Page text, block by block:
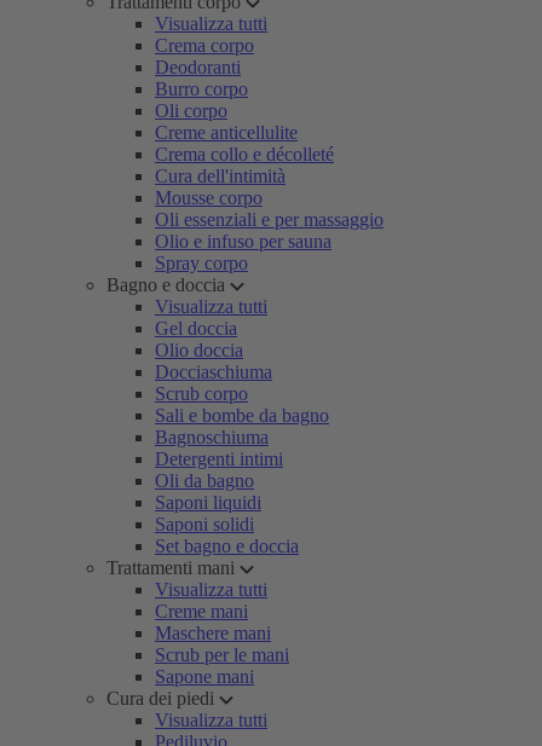
Visualizza tutti
Crema corpo
Deodoranti
Burro corpo
Oli corpo
Creme anticellulite
Crema collo e décolleté
Cura dell'intimità
Mousse corpo
Oli essenziali e per massaggio
Olio e infuso per sauna
Spray corpo
Bagno e doccia
Visualizza tutti
Gel doccia
Olio doccia
Docciaschiuma
Scrub corpo
Sali e bombe da bagno
Bagnoschiuma
Detergenti intimi
Oli da bagno
Saponi liquidi
Saponi solidi
Set bagno e doccia
Trattamenti mani
Visualizza tutti
Creme mani
Maschere mani
Scrub per le mani
Sapone mani
Cura dei piedi
Visualizza tutti
Pediluvio